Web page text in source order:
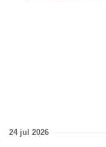
24 jul 2026